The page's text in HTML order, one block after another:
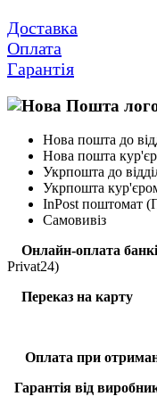
Доставка
Оплата
Гарантія
Нова пошта до
Нова пошта
Укрпошта до
Укрпошта
InPost поштомат
Самовивіз
Онлайн-оплата
Privat24)
Переказ на карту
Оплата при
Гарантія від